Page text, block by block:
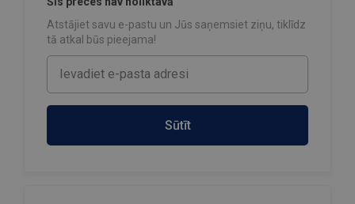
Atstājiet savu e-pastu un Jūs saņemsiet ziņu, tiklīdz
tā atkal būs pieejama!
Sūtīt